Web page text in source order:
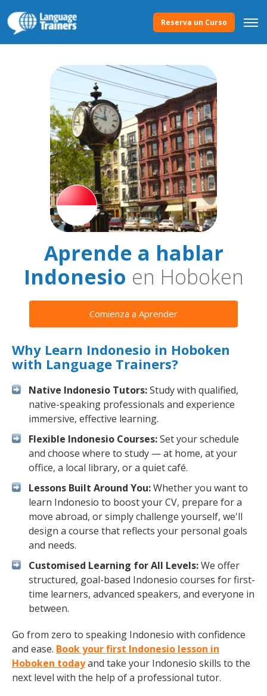
Reserva un Curso
Aprende a hablar
Indonesio en Hoboken
Comienza a Aprender
Why Learn Indonesio in Hoboken
with Language Trainers?
Native Indonesio Tutors:Study with qualified,
native-speaking professionals and experience
immersive, effective learning.
Flexible Indonesio Courses:Set your schedule
and choose where to study — at home, at your
office, a local library, or a quiet café.
Lessons Built Around You:Whether you want to
learn Indonesio to boost your CV, prepare for a
move abroad, or simply challenge yourself, we'll
design a course that reflects your personal goals
and needs.
Customised Learning for All Levels:We offer
structured, goal-based Indonesio courses for first-
time learners, advanced speakers, and everyone in
between.
Go from zero to speaking Indonesio with confidence
and ease. Book your first Indonesio lesson in
Hoboken todayand take your Indonesio skills to the
next level with the help of a professional tutor.